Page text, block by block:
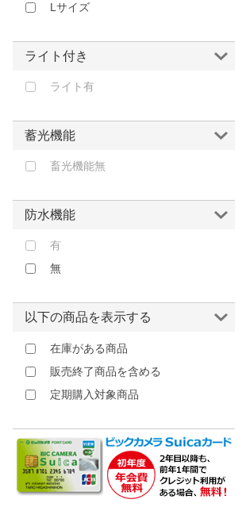
Lサイズ
ライト付き
ライト有
蓄光機能
畜光機能無
防水機能
有
無
以下の商品を表示する
在庫がある商品
販売終了商品を含める
定期購入対象商品